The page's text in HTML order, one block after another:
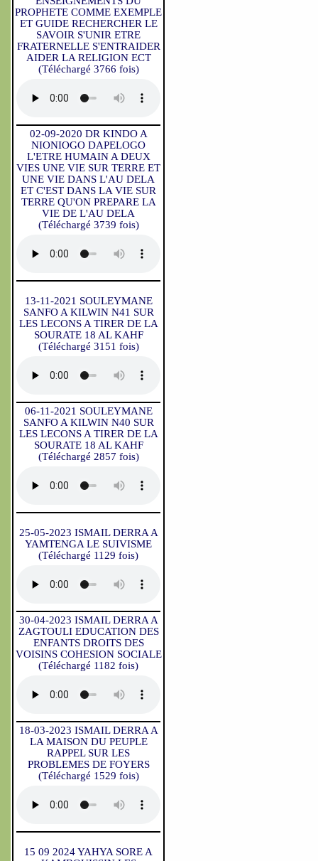
PROPHETE COMME EXEMPLE
ET GUIDE RECHERCHER LE
SAVOIR S'UNIR ETRE
FRATERNELLE S'ENTRAIDER
AIDER LA RELIGION ECT
(Téléchargé 3766 fois)
02-09-2020 DR KINDO A
NIONIOGO DAPELOGO
L'ETRE HUMAIN A DEUX
VIES UNE VIE SUR TERRE ET
UNE VIE DANS L'AU DELA
ET C'EST DANS LA VIE SUR
TERRE QU'ON PREPARE LA
VIE DE L'AU DELA
(Téléchargé 3739 fois)
13-11-2021 SOULEYMANE
SANFO A KILWIN N41 SUR
LES LECONS A TIRER DE LA
SOURATE 18 AL KAHF
(Téléchargé 3151 fois)
06-11-2021 SOULEYMANE
SANFO A KILWIN N40 SUR
LES LECONS A TIRER DE LA
SOURATE 18 AL KAHF
(Téléchargé 2857 fois)
25-05-2023 ISMAIL DERRA A
YAMTENGA LE SUIVISME
(Téléchargé 1129 fois)
30-04-2023 ISMAIL DERRA A
ZAGTOULI EDUCATION DES
ENFANTS DROITS DES
VOISINS COHESION SOCIALE
(Téléchargé 1182 fois)
18-03-2023 ISMAIL DERRA A
LA MAISON DU PEUPLE
RAPPEL SUR LES
PROBLEMES DE FOYERS
(Téléchargé 1529 fois)
15 09 2024 YAHYA SORE A